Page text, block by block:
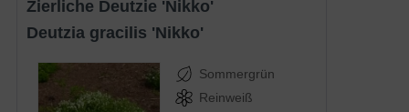
Zierliche Deutzie 'Nikko'
Deutzia gracilis 'Nikko'
Sommergrün
Reinweiß